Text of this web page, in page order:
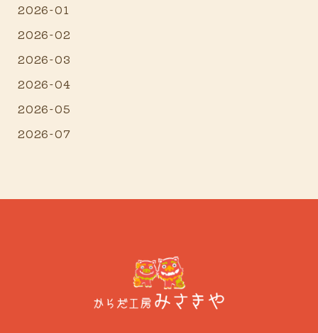
2026-01
2026-02
2026-03
2026-04
2026-05
2026-07